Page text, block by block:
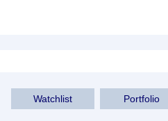
Portfolio
Watchlist